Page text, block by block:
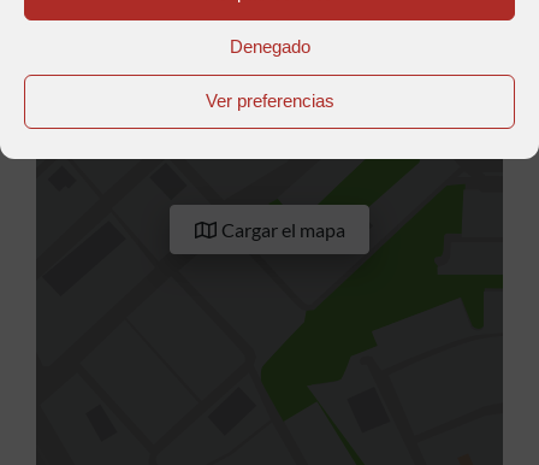
Denegado
Ver preferencias
Cargar el mapa